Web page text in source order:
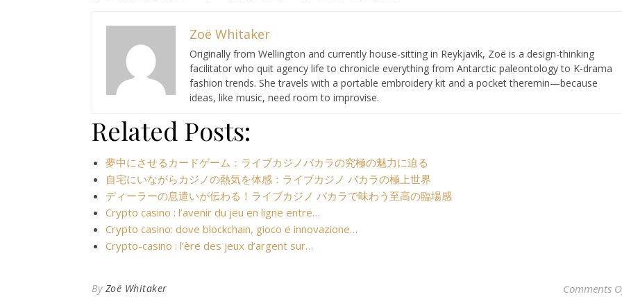
Zoë Whitaker
Originally from Wellington and currently house-sitting in Reykjavik, Zoë is a design-thinking
facilitator who quit agency life to chronicle everything from Antarctic paleontology to K-drama
fashion trends. She travels with a portable embroidery kit and a pocket theremin—because
ideas, like music, need room to improvise.
Related Posts:
夢中にさせるカードゲーム：ライブカジノバカラの究極の魅力に迫る
自宅にいながらカジノの熱気を体感：ライブカジノ バカラの極上世界
ディーラーの息遣いが伝わる！ライブカジノ バカラで味わう至高の臨場感
Crypto casino : l’avenir du jeu en ligne entre…
Crypto casino: dove blockchain, gioco e innovazione…
Crypto-casino : l’ère des jeux d’argent sur…
By Zoë Whitaker Comments